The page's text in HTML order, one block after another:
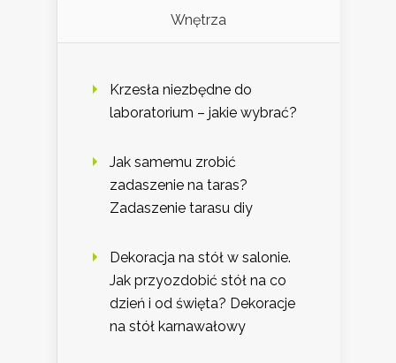
Wnętrza
Krzesła niezbędne do
laboratorium – jakie wybrać?
Jak samemu zrobić
zadaszenie na taras?
Zadaszenie tarasu diy
Dekoracja na stół w salonie.
Jak przyozdobić stół na co
dzień i od święta? Dekoracje
na stół karnawałowy